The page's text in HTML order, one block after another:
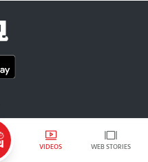
VIDEOS WEB STORIES